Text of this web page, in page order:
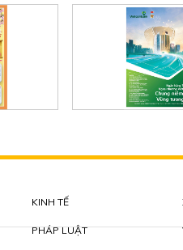
KINH TẾ
PHÁP LUẬT